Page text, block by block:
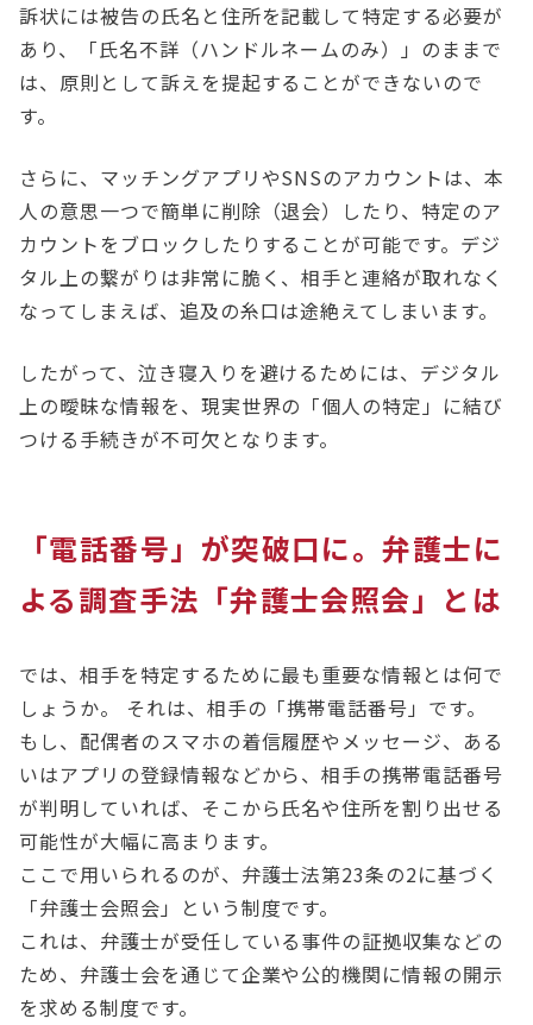
訴状には被告の氏名と住所を記載して特定する必要が
あり、「氏名不詳（ハンドルネームのみ）」のままで
は、原則として訴えを提起することができないので
す。
さらに、マッチングアプリやSNSのアカウントは、本
人の意思一つで簡単に削除（退会）したり、特定のア
カウントをブロックしたりすることが可能です。デジ
タル上の繋がりは非常に脆く、相手と連絡が取れなく
なってしまえば、追及の糸口は途絶えてしまいます。
したがって、泣き寝入りを避けるためには、デジタル
上の曖昧な情報を、現実世界の「個人の特定」に結び
つける手続きが不可欠となります。
「電話番号」が突破口に。弁護士に
よる調査手法「弁護士会照会」とは
では、相手を特定するために最も重要な情報とは何で
しょうか。 それは、相手の「携帯電話番号」です。
もし、配偶者のスマホの着信履歴やメッセージ、ある
いはアプリの登録情報などから、相手の携帯電話番号
が判明していれば、そこから氏名や住所を割り出せる
可能性が大幅に高まります。
ここで用いられるのが、弁護士法第23条の2に基づく
「弁護士会照会」という制度です。
これは、弁護士が受任している事件の証拠収集などの
ため、弁護士会を通じて企業や公的機関に情報の開示
を求める制度です。